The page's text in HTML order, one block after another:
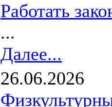
Работать
...
Далее...
26.06.2026